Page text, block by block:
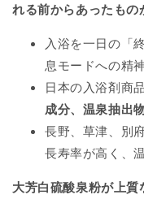
れる前からあったも
入浴を一日の「
息モードへの精
日本の入浴剤商
成分、温泉抽出
長野、草津、別
長寿率が高く、
大芳白硫酸泉粉が上質